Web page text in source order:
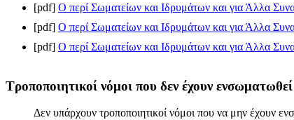
[pdf] Ο περί Σωματείων και Ιδρυμάτων και για Άλλα
[pdf] Ο περί Σωματείων και Ιδρυμάτων και για Άλλα
[pdf] Ο περί Σωματείων και Ιδρυμάτων και για Άλλα
Τροποποιητικοί νόμοι που δεν έχουν
Δεν υπάρχουν τροποποιητικοί νόμοι που να μην έχουν